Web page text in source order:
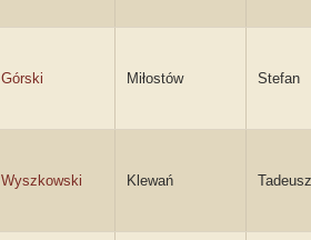
Górski Miłostów Stefan
Wyszkowski Klewań Tadeusz